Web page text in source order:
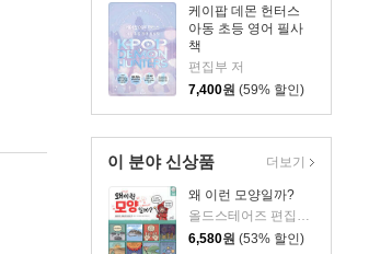
케이팝 데몬 헌터스
아동 초등 영어 필사
책
편집부 저
7,400원 (59% 할인)
이 분야 신상품
왜 이런 모양일까?
올드스테어즈 편집부 저
6,580원 (53% 할인)
더보기